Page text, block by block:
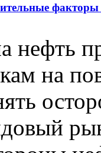
факторы
нефть
на